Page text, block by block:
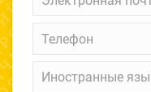
почта*
языки
Иностранные